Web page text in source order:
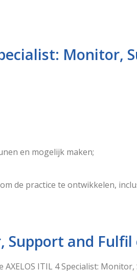
Monitor,
en mogelijk maken;
de practice te ontwikkelen,
Support and Fulfil
ITIL 4 Specialist: